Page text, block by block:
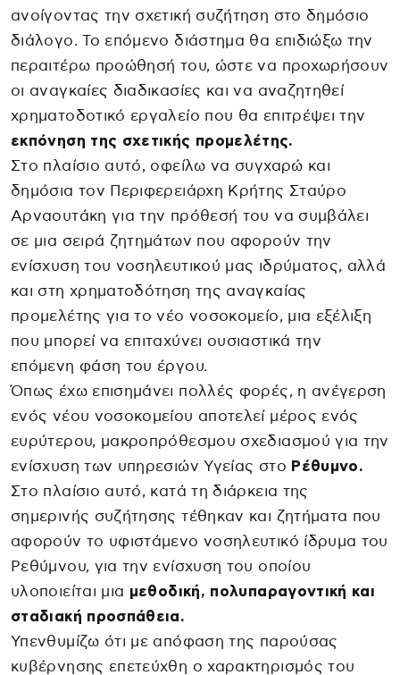
ανοίγοντας την σχετική συζήτηση στο δημόσιο
διάλογο. Το επόμενο διάστημα θα επιδιώξω την
περαιτέρω προώθησή του, ώστε να προχωρήσουν
οι αναγκαίες διαδικασίες και να αναζητηθεί
χρηματοδοτικό εργαλείο που θα επιτρέψει την
εκπόνηση της σχετικής προμελέτης.
Στο πλαίσιο αυτό, οφείλω να συγχαρώ και
δημόσια τον Περιφερειάρχη Κρήτης Σταύρο
Αρναουτάκη για την πρόθεσή του να συμβάλει
σε μια σειρά ζητημάτων που αφορούν την
ενίσχυση του νοσηλευτικού μας ιδρύματος, αλλά
και στη χρηματοδότηση της αναγκαίας
προμελέτης για το νέο νοσοκομείο, μια εξέλιξη
που μπορεί να επιταχύνει ουσιαστικά την
επόμενη φάση του έργου.
Όπως έχω επισημάνει πολλές φορές, η ανέγερση
ενός νέου νοσοκομείου αποτελεί μέρος ενός
ευρύτερου, μακροπρόθεσμου σχεδιασμού για την
ενίσχυση των υπηρεσιών Υγείας στο Ρέθυμνο.
Στο πλαίσιο αυτό, κατά τη διάρκεια της
σημερινής συζήτησης τέθηκαν και ζητήματα που
αφορούν το υφιστάμενο νοσηλευτικό ίδρυμα του
Ρεθύμνου, για την ενίσχυση του οποίου
υλοποιείται μια μεθοδική, πολυπαραγοντική και
σταδιακή προσπάθεια.
Υπενθυμίζω ότι με απόφαση της παρούσας
κυβέρνησης επετεύχθη ο χαρακτηρισμός του